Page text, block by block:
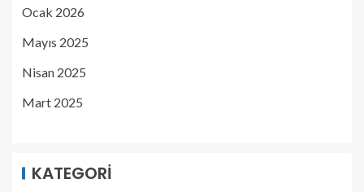
Ocak 2026
Mayıs 2025
Nisan 2025
Mart 2025
KATEGORI